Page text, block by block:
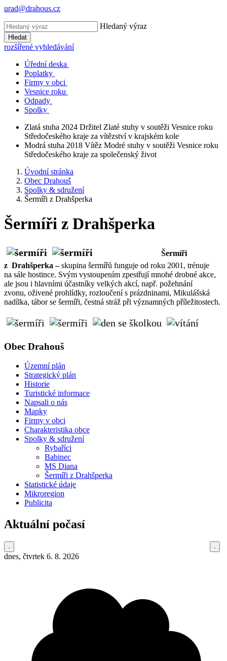
urad@drahous.cz
Hledaný výraz
Hledat
rozšířené vyhledávání
Úřední deska
Poplatky
Firmy v obci
Vesnice roku
Odpady
Spolky
Zlatá stuha 2024 Držitel Zlaté stuhy v soutěži Vesnice roku
Středočeského kraje za vítězství v krajském kole
Modrá stuha 2018 Vítěz Modré stuhy v soutěži Vesnice roku
Středočeského kraje za společenský život
Úvodní stránka
Obec Drahouš
Spolky & sdružení
Šermíři z Drahšperka
Šermíři z Drahšperka
Šermíři
z Drahšperka –skupina šermířů funguje od roku 2001, trénuje
na sále hostince. Svým vystoupením zpestřují mnohé drobné akce,
ale jsou i hlavními účastníky velkých akcí, např. požehnání
zvonu, oživené prohlídky, rozloučení s prázdninami, Mikulášská
nadílka, tábor se šermíři, čestná stráž při významných příležitostech.
Obec Drahouš
Územní plán
Strategický plán
Historie
Turistické informace
Napsali o nás
Mapky
Firmy v obci
Charakteristika obce
Spolky & sdružení
Rybaříci
Babinec
MS Diana
Šermíři z Drahšperka
Statistické údaje
Mikroregion
Publicita
Aktuální počasí
dnes, čtvrtek 6. 8. 2026